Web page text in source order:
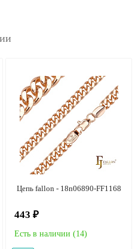
Цепь fallon - 18n06890-FF1168
443 ₽
Есть в наличии (14)